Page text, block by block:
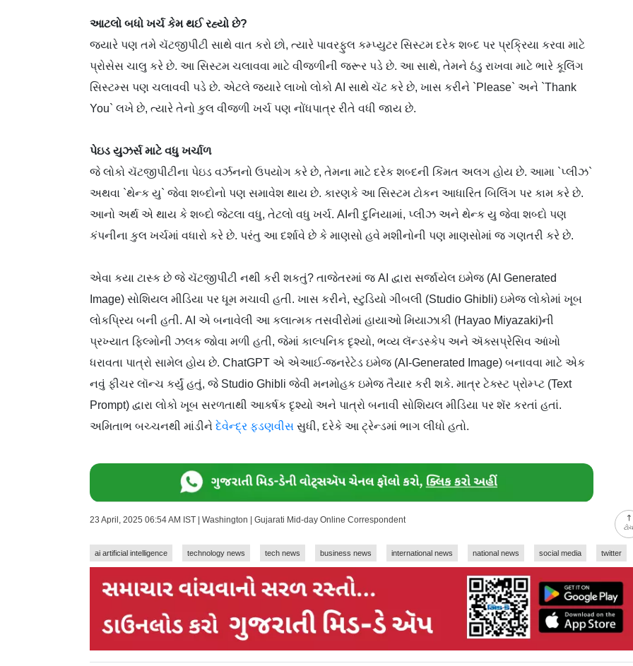
આટલો બધો ખર્ચ કેમ થઈ રહ્યો છે?
જ્યારે પણ તમે ચૅટજીપીટી સાથે વાત કરો છો, ત્યારે પાવરફુલ કમ્પ્યુટર સિસ્ટમ દરેક શબ્દ પર પ્રક્રિયા કરવા માટે
પ્રોસેસ ચાલુ કરે છે. આ સિસ્ટમ ચલાવવા માટે વીજળીની જરૂર પડે છે. આ સાથે, તેમને ઠંડુ રાખવા માટે ભારે કૂલિંગ
સિસ્ટમ્સ પણ ચલાવવી પડે છે. એટલે જ્યારે લાખો લોકો AI સાથે ચૅટ કરે છે, ખાસ કરીને `Please` અને `Thank
You` લખે છે, ત્યારે તેનો કુલ વીજળી ખર્ચ પણ નોંધપાત્ર રીતે વધી જાય છે.
પેઇડ યુઝર્સ માટે વધુ ખર્ચાળ
જે લોકો ચૅટજીપીટીના પેઇડ વર્ઝનનો ઉપયોગ કરે છે, તેમના માટે દરેક શબ્દની કિંમત અલગ હોય છે. આમા `પ્લીઝ`
અથવા `થેન્ક યુ` જેવા શબ્દોનો પણ સમાવેશ થાય છે. કારણકે આ સિસ્ટમ ટોકન આધારિત બિલિંગ પર કામ કરે છે.
આનો અર્થ એ થાય કે શબ્દો જેટલા વધુ, તેટલો વધુ ખર્ચ. AIની દુનિયામાં, પ્લીઝ અને થેન્ક યુ જેવા શબ્દો પણ
કંપનીના કુલ ખર્ચમાં વધારો કરે છે. પરંતુ આ દર્શાવે છે કે માણસો હવે મશીનોની પણ માણસોમાં જ ગણતરી કરે છે.
એવા કયા ટાસ્ક છે જે ચૅટજીપીટી નથી કરી શકતું? તાજેતરમાં જ AI દ્વારા સર્જાયેલ ઇમેજ (AI Generated
Image) સોશિયલ મીડિયા પર ધૂમ મચાવી હતી. ખાસ કરીને, સ્ટુડિયો ગીબલી (Studio Ghibli) ઇમેજ લોકોમાં ખૂબ
લોકપ્રિય બની હતી. AI એ બનાવેલી આ કલાત્મક તસવીરોમાં હાયાઓ મિયાઝાકી (Hayao Miyazaki)ની
પ્રખ્યાત ફિલ્મોની ઝલક જોવા મળી હતી, જેમાં કાલ્પનિક દૃશ્યો, ભવ્ય લૅન્ડસ્કેપ અને ઍક્સપ્રેસિવ આંખો
ધરાવતા પાત્રો સામેલ હોય છે. ChatGPT એ એઆઈ-જનરેટેડ ઇમેજ (AI-Generated Image) બનાવવા માટે એક
નવું ફીચર લૉન્ચ કર્યું હતું, જે Studio Ghibli જેવી મનમોહક ઇમેજ તૈયાર કરી શકે. માત્ર ટેક્સ્ટ પ્રોમ્પ્ટ (Text
Prompt) દ્વારા લોકો ખૂબ સરળતાથી આકર્ષક દૃશ્યો અને પાત્રો બનાવી સોશિયલ મીડિયા પર શૅર કરતાં હતાં.
અમિતાભ બચ્ચનથી માંડીને દેવેન્દ્ર ફડણવીસ સુધી, દરેકે આ ટ્રેન્ડમાં ભાગ લીધો હતો.
23 April, 2025 06:54 AM IST | Washington | Gujarati Mid-day Online Correspondent
ai artificial intelligence technology news tech news business news international news national news social media twitter